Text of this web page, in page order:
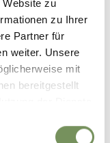
Website zu
zu Ihrer
Partner für
weiter. Unsere
mit
bereitgestellt
FÜR